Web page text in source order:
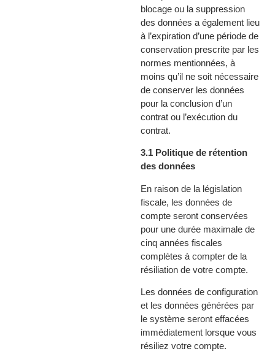
blocage ou la suppression
des données a également lieu
à l’expiration d’une période de
conservation prescrite par les
normes mentionnées, à
moins qu’il ne soit nécessaire
de conserver les données
pour la conclusion d’un
contrat ou l’exécution du
contrat.
3.1 Politique de rétention
des données
En raison de la législation
fiscale, les données de
compte seront conservées
pour une durée maximale de
cinq années fiscales
complètes à compter de la
résiliation de votre compte.
Les données de configuration
et les données générées par
le système seront effacées
immédiatement lorsque vous
résiliez votre compte.